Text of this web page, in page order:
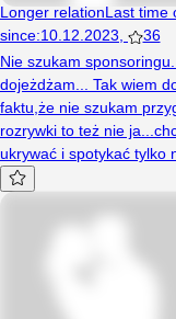
Longer relationLast time
since:10.12.2023
36
Nie szukam
dojeżdżam... Tak wiem
faktu,że nie szukam
rozrywki to też nie
ukrywać i spotykać tylko